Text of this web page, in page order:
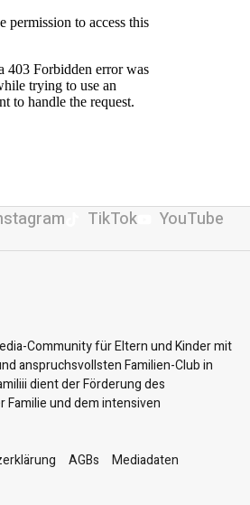
TikTok YouTube
Community für Eltern und Kinder mit
anspruchsvollsten Familien-Club in
dient der Förderung des
Familie und dem intensiven
AGBs Mediadaten